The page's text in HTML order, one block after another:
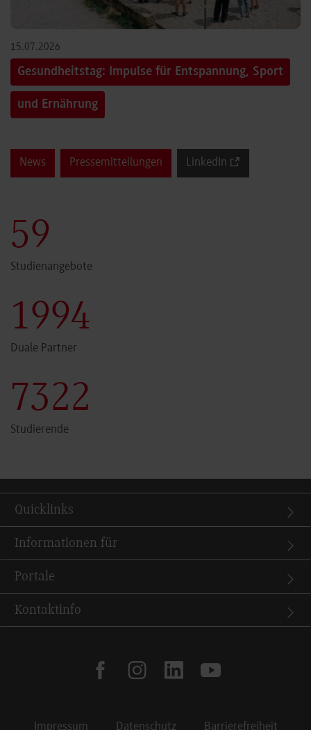
15.07.2026
Gesundheitstag: Impulse für Entspannung, Sport
und Ernährung
News Pressemitteilungen LinkedIn
60
Studienangebote
2000
Duale Partner
7341
Studierende
Quicklinks
Informationen für
Portale
Kontaktinfo
facebookinstagramlinkedin youtube